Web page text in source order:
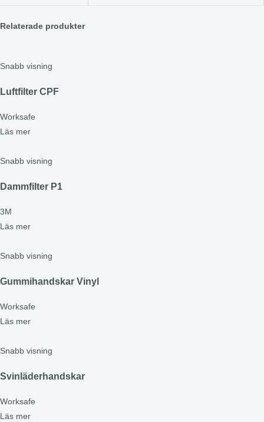
Relaterade produkter
Snabb visning
Luftfilter CPF
Worksafe
Läs mer
Snabb visning
Dammfilter P1
3M
Läs mer
Snabb visning
Gummihandskar Vinyl
Worksafe
Läs mer
Snabb visning
Svinläderhandskar
Worksafe
Läs mer